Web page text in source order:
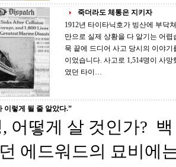
죽더라도 체통은 지키자
1912년 타이타닉호가 빙산에 부닥쳐 침몰하는 과정은 영화로
만으로 실제 상황을 다 알기는 어렵습니다 당시 생존자인 부선장은
묵 끝에 드디어 사고 당시의 이야기를 공개했습니다. 1912년 4월 14일은 공포의 날
이었습니다. 사고로 1,514명이 사망했고 710명이 구조되었습니다. 사고 당시 38세
였던 타이…
이렇게 될 줄 알았다.”
살 것인가? ​ 백 년 전쟁 때 영국의
에드워드의 묘비에